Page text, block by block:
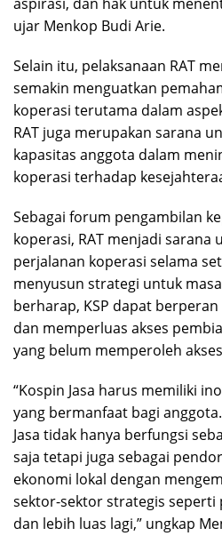
aspirasi, dan hak untuk
ujar Menkop Budi Arie.
Selain itu, pelaksanaan RAT
semakin menguatkan
koperasi terutama dalam
RAT juga merupakan sarana
kapasitas anggota dalam
koperasi terhadap
Sebagai forum pengambilan
koperasi, RAT menjadi sarana
perjalanan koperasi selama
menyusun strategi untuk
berharap, KSP dapat
dan memperluas akses
yang belum memperoleh
“Kospin Jasa harus memiliki
yang bermanfaat bagi
Jasa tidak hanya berfungsi
saja tetapi juga sebagai
ekonomi lokal dengan
sektor-sektor strategis seperti
dan lebih luas lagi,” ungkap